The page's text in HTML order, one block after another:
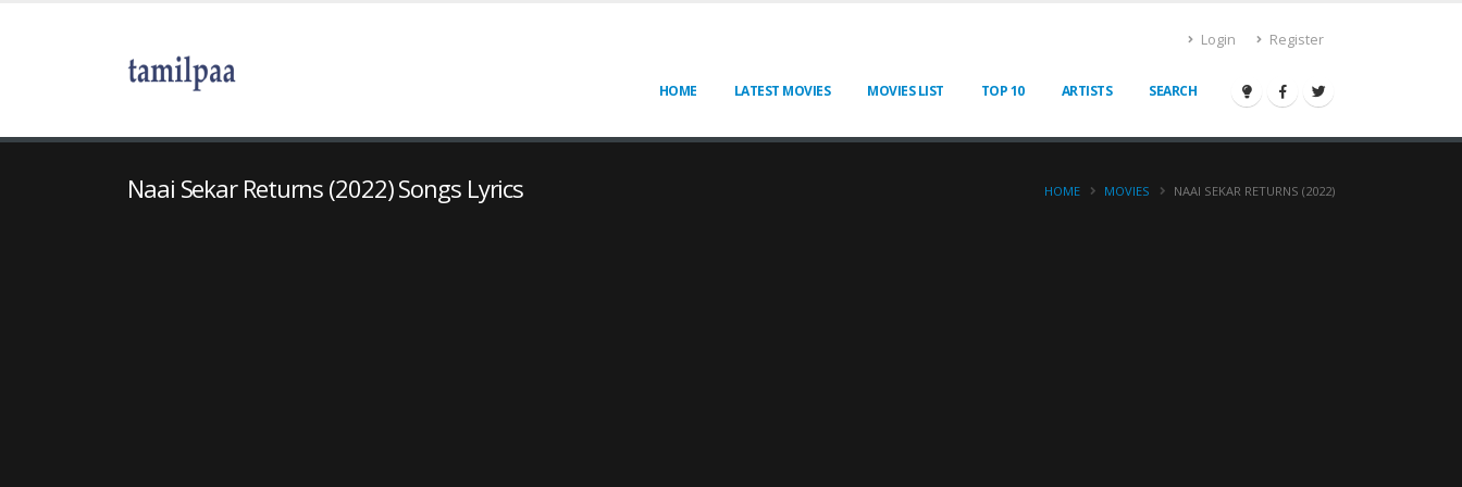
Login Register
HOME LATEST MOVIES MOVIES LIST TOP 10 ARTISTS SEARCH
Naai Sekar Returns (2022) Songs Lyrics HOME MOVIES NAAI SEKAR RETURNS (2022)